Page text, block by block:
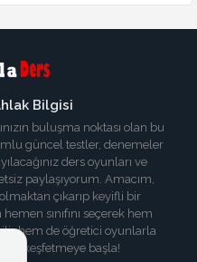
Bilgisi
buluşma noktası olan bu
güncel testler, denemeler
ders oyunları ve
paylaşıyorum. Amacım,
çıkarıp keyifli bir
sınıfını seçerek hem
hem de öğretici oyunlarla
keşfetmeye başla!